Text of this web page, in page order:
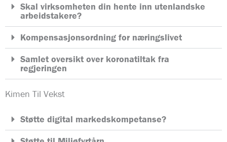
Skal virksomheten din hente inn utenlandske
arbeidstakere?
Kompensasjonsordning for næringslivet
Samlet oversikt over koronatiltak fra
regjeringen
Kimen Til Vekst
Støtte digital markedskompetanse?